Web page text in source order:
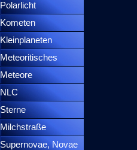
Polarlicht
Kometen
Kleinplaneten
Meteoritisches
Meteore
NLC
Sterne
Milchstraße
Supernovae, Novae